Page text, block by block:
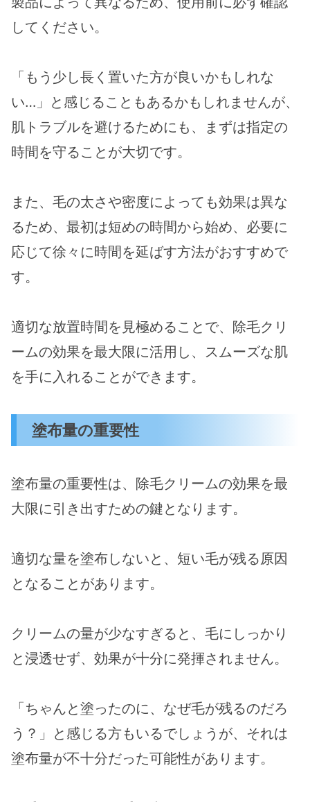
してください。
「もう少し長く置いた方が良いかもしれな
い…」と感じることもあるかもしれませんが、
肌トラブルを避けるためにも、まずは指定の
時間を守ることが大切です。
また、毛の太さや密度によっても効果は異な
るため、最初は短めの時間から始め、必要に
応じて徐々に時間を延ばす方法がおすすめで
す。
適切な放置時間を見極めることで、除毛クリ
ームの効果を最大限に活用し、スムーズな肌
を手に入れることができます。
塗布量の重要性
塗布量の重要性は、除毛クリームの効果を最
大限に引き出すための鍵となります。
適切な量を塗布しないと、短い毛が残る原因
となることがあります。
クリームの量が少なすぎると、毛にしっかり
と浸透せず、効果が十分に発揮されません。
「ちゃんと塗ったのに、なぜ毛が残るのだろ
う？」と感じる方もいるでしょうが、それは
塗布量が不十分だった可能性があります。